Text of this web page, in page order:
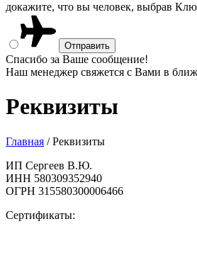
докажите, что вы человек, выбрав
Спасибо за Ваше сообщение!
Наш менеджер свяжется с Вами в
Реквизиты
Главная /Реквизиты
ИП Сергеев В.Ю.
ИНН 580309352940
ОГРН 315580300006466
Сертификаты: